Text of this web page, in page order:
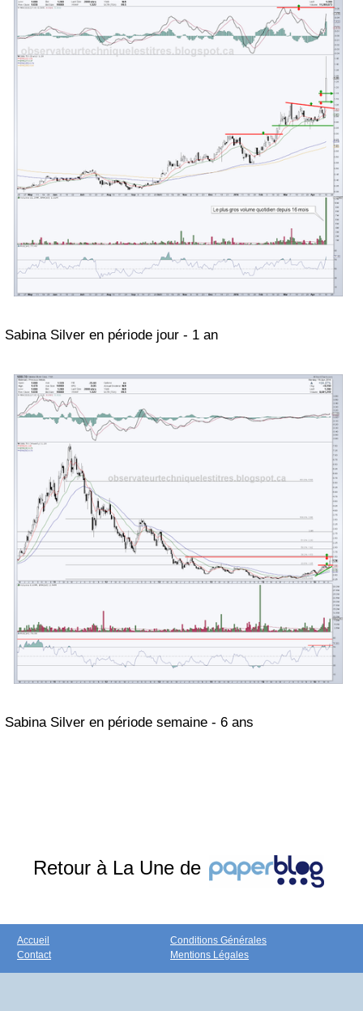
Sabina Silver en période jour - 1 an
Sabina Silver en période semaine - 6 ans
Retour à La Une de
Accueil
Contact
Conditions Générales
Mentions Légales